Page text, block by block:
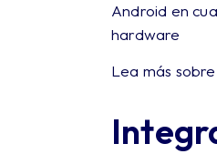
Android en
hardware
Lea más